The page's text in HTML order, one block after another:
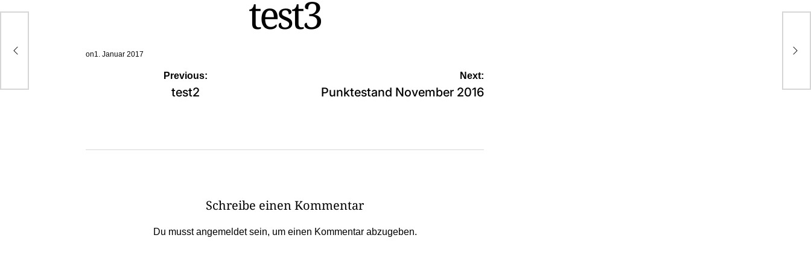
test3
on1. Januar 2017
Beitragsnavigation
Previous:
test2
Next:
Punktestand November 2016
Schreibe einen Kommentar
Du musstangemeldetsein, um einen Kommentar abzugeben.